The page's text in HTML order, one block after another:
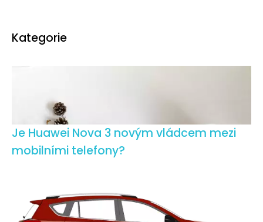
Kategorie
Je Huawei Nova 3 novým vládcem mezi
mobilními telefony?